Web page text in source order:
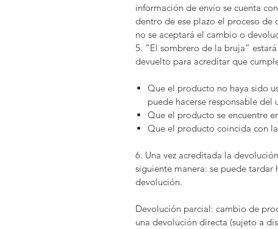
información de envío se cuenta
dentro de ese plazo el proceso de
no se aceptará el cambio o
5. “El sombrero de la bruja”
devuelto para acreditar que
Que el producto no haya sido
puede hacerse responsable
Que el producto se encuentre
Que el producto coincida con
6. Una vez acreditada la
siguiente manera: se puede tardar
devolución.
Devolución parcial: cambio de
una devolución directa (sujeto a